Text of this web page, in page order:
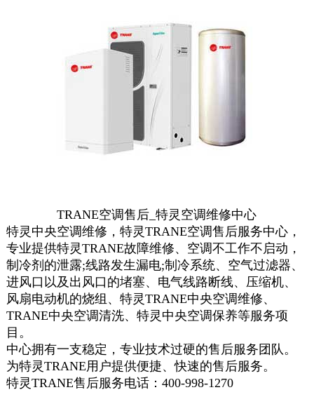
TRANE空调售后_特灵空调维修中心
特灵中央空调维修，特灵TRANE空调售后服务中心，
专业提供特灵TRANE故障维修、空调不工作不启动，
制冷剂的泄露;线路发生漏电;制冷系统、空气过滤器、
进风口以及出风口的堵塞、电气线路断线、压缩机、
风扇电动机的烧组、特灵TRANE中央空调维修、
TRANE中央空调清洗、特灵中央空调保养等服务项
目。
中心拥有一支稳定，专业技术过硬的售后服务团队。
为特灵TRANE用户提供便捷、快速的售后服务。
特灵TRANE售后服务电话：400-998-1270